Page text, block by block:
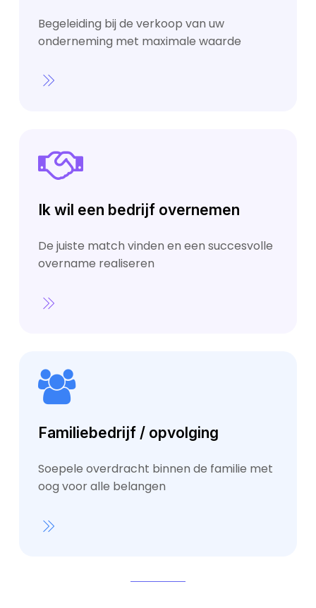
Begeleiding bij de verkoop van uw
onderneming met maximale waarde
Ik wil een bedrijf overnemen
De juiste match vinden en een succesvolle
overname realiseren
Familiebedrijf / opvolging
Soepele overdracht binnen de familie met
oog voor alle belangen